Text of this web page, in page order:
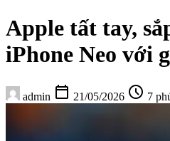
Apple tất tay,
iPhone Neo với
admin calendar_today 21/05/2026 schedule 7